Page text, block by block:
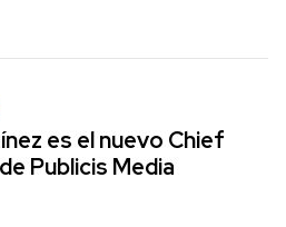
es el nuevo Chief
Publicis Media